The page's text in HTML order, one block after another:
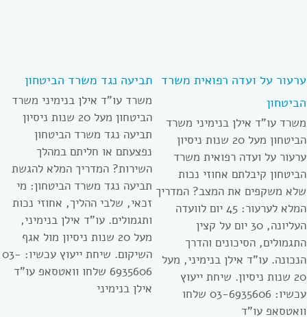
ערעור על ועדה רפואית משרד
הביטחון
משרד עו”ד אילן בנימיני משרד
הביטחון מעל 20 שנות ניסיון
ערעור על ועדה רפואית משרד
הביטחון קיבלתם אחוזי נכות
שלא משקפים את המצב? המדריך
המלא לערעור: 45 יום לוועדה
העליונה, 30 יום על קצין
התגמולים, הסיכונים והדרך
הנכונה. עו”ד אילן בנימיני, מעל
20 שנות ניסיון. שיחת ייעוץ
עכשיו: 03-6935606 שלחו
וואטסאפ עו”ד
תביעה נגד משרד הביטחון
משרד עו”ד אילן בנימיני משרד
הביטחון מעל 20 שנות ניסיון
תביעה נגד משרד הביטחון
נפצעתם או חליתם במהלך
השירות? המדריך המלא להגשת
תביעה נגד משרד הביטחון: מי
זכאי, שלבי ההליך, אחוזי נכות
ותגמולים. עו”ד אילן בנימיני,
מעל 20 שנות ניסיון מול אגף
השיקום. שיחת ייעוץ עכשיו: 03-
6935606 שלחו וואטסאפ עו”ד
אילן בנימיני